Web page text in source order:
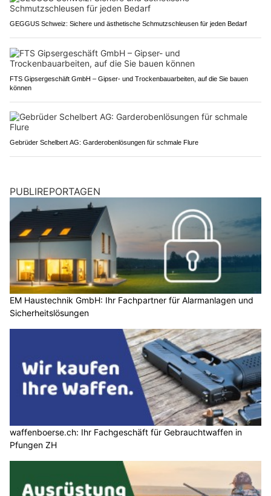
GEGGUS Schweiz: Sichere und ästhetische Schmutzschleusen für jeden Bedarf
FTS Gipsergeschäft GmbH – Gipser- und Trockenbauarbeiten, auf die Sie bauen
können
Gebrüder Schelbert AG: Garderobenlösungen für schmale Flure
PUBLIREPORTAGEN
EM Haustechnik GmbH: Ihr Fachpartner für Alarmanlagen und
Sicherheitslösungen
waffenboerse.ch: Ihr Fachgeschäft für Gebrauchtwaffen in
Pfungen ZH